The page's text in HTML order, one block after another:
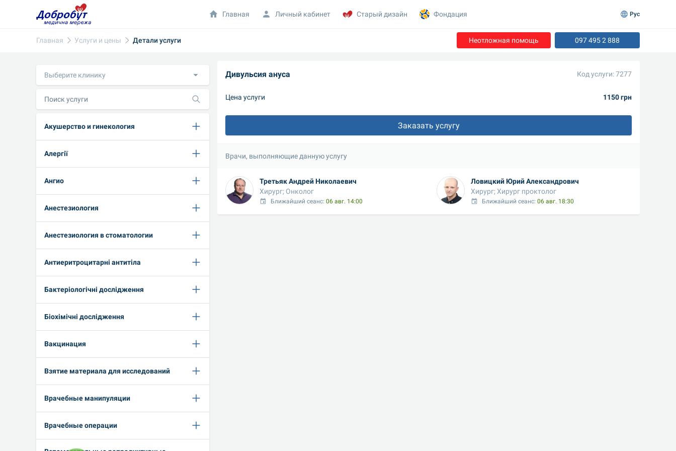
Главная Услуги и цены Детали услуги Неотложная помощь 097 495 2 888
Выберите клинику
Акушерство и гинекология
Алергії
Ангио
Анестезиология
Анестезиология в стоматологии
Антиеритроцитарні антитіла
Бактеріологічні дослідження
Біохімічні дослідження
Вакцинация
Взятие материала для исследований
Врачебные манипуляции
Врачебные операции
Дивульсия ануса Код услуги: 7277
Цена услуги 1150 грн
Заказать услугу
Врачи, выполняющие данную услугу
Третьяк Андрей Николаевич
Хирург; Онколог
Ближайший сеанс: 06 авг. 14:00
Ловицкий Юрий Александрович
Хирург; Хирург проктолог
Ближайший сеанс: 06 авг. 18:30
Главная Личный кабинет Старый дизайн Фондация Рус